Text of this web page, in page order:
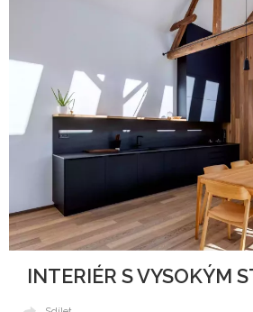
INTERIÉR S VYSOKÝM